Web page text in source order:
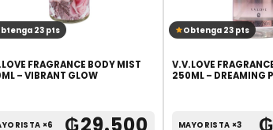
23 pts
FRAGRANCE BODY MIST
– VIBRANT GLOW
×6 ₲29.500
Obtenga 23 pts
V.V.LOVE
250ML – DREAMING
MAYORISTA ×3